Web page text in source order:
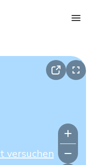
versuchen